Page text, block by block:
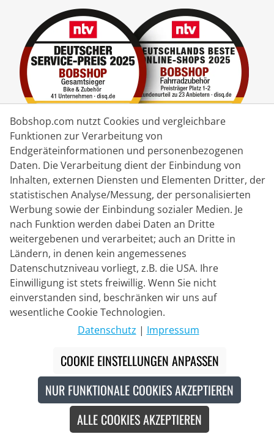
Kontakt
Livechat
Mo - Fr: 8:30 bis 16:00 (MEZ)
Whatsapp
Rückruf
Kontaktformular
Lieferpartner
Die durchgestrichenen Preise entsprechen unseren
Markteinführungspreisen der aktuellen Saison.
© 2026 Bike o' bello Radsportversand GmbH & Co.KG
Bobshop.com nutzt Cookies und vergleichbare
Funktionen zur Verarbeitung von
Endgeräteinformationen und personenbezogenen
Daten. Die Verarbeitung dient der Einbindung von
Inhalten, externen Diensten und Elementen Dritter, der
statistischen Analyse/Messung, der personalisierten
Werbung sowie der Einbindung sozialer Medien. Je
nach Funktion werden dabei Daten an Dritte
weitergebenen und verarbeitet; auch an Dritte in
Ländern, in denen kein angemessenes
Datenschutzniveau vorliegt, z.B. die USA. Ihre
Einwilligung ist stets freiwillig. Wenn Sie nicht
einverstanden sind, beschränken wir uns auf
wesentliche Cookie Technologien.
Datenschutz | Impressum
COOKIE EINSTELLUNGEN ANPASSEN
NUR FUNKTIONALE COOKIES AKZEPTIEREN
ALLE COOKIES AKZEPTIEREN